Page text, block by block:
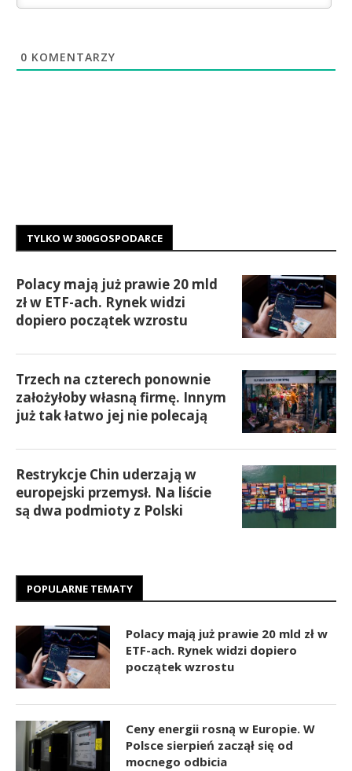
0 KOMENTARZY
TYLKO W 300GOSPODARCE
Polacy mają już prawie 20 mld
zł w ETF-ach. Rynek widzi
dopiero początek wzrostu
Trzech na czterech ponownie
założyłoby własną firmę. Innym
już tak łatwo jej nie polecają
Restrykcje Chin uderzają w
europejski przemysł. Na liście
są dwa podmioty z Polski
POPULARNE TEMATY
Polacy mają już prawie 20 mld zł w
ETF-ach. Rynek widzi dopiero
początek wzrostu
Ceny energii rosną w Europie. W
Polsce sierpień zaczął się od
mocnego odbicia